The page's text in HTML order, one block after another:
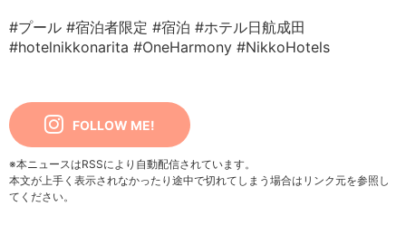
#プール #宿泊者限定 #宿泊 #ホテル日航成田
#hotelnikkonarita #OneHarmony #NikkoHotels
FOLLOW ME!
※本ニュースはRSSにより自動配信されています。
本文が上手く表示されなかったり途中で切れてしまう場合はリンク元を参照し
てください。